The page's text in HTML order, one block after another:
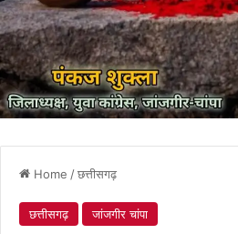
Home /छत्तीसगढ़
छत्तीसगढ़ जांजगीर चांपा